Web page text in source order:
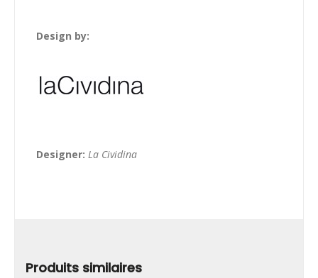
Design by:
Designer: La Cividina
Produits similaires